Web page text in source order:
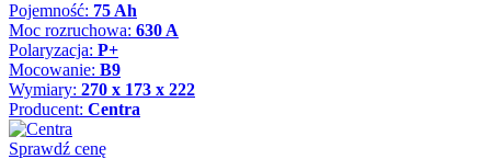
Pojemność: 75 Ah
Moc rozruchowa: 630 A
Polaryzacja: P+
Mocowanie: B9
Wymiary: 270 x 173 x 222
Producent: Centra
Sprawdź cenę